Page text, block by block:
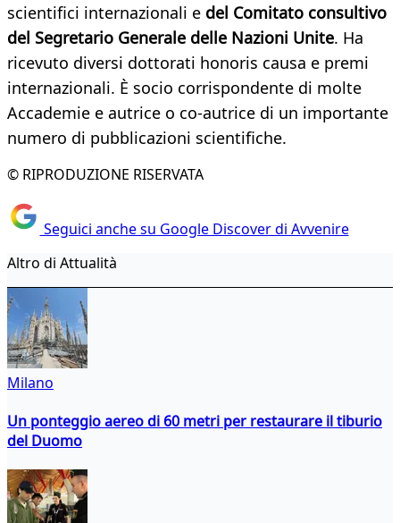
scientifici internazionali e del Comitato consultivo
del Segretario Generale delle Nazioni Unite. Ha
ricevuto diversi dottorati honoris causa e premi
internazionali. È socio corrispondente di molte
Accademie e autrice o co-autrice di un importante
numero di pubblicazioni scientifiche.
© RIPRODUZIONE RISERVATA
Seguici anche su Google Discover di Avvenire
Altro di Attualità
Milano
Un ponteggio aereo di 60 metri per restaurare il tiburio
del Duomo